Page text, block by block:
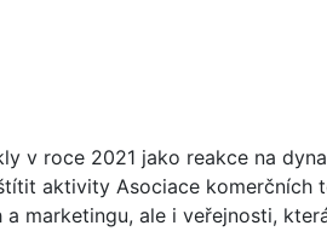
v roce 2021 jako reakce na
aktivity Asociace komerčních
marketingu, ale i veřejnosti,